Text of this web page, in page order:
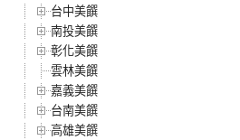
台中美饌
南投美饌
彰化美饌
雲林美饌
嘉義美饌
台南美饌
高雄美饌